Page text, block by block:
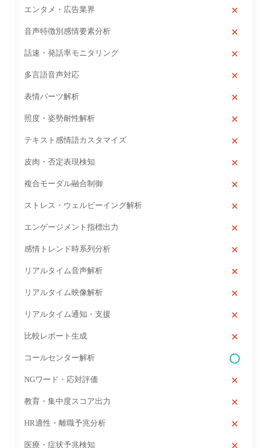
エンタメ・広告業界
音声特徴別感情要素分析
話速・発話率モニタリング
多言語音声対応
表情パーツ解析
照度・姿勢耐性解析
テキスト感情語カスタマイズ
皮肉・否定表現検知
複合モーダル融合制御
ストレス・ウェルビーイング解析
エンゲージメント指標出力
感情トレンド時系列分析
リアルタイム音声解析
リアルタイム映像解析
リアルタイム通知・支援
比較レポート生成
コールセンター解析
NGワード・応対評価
教育・集中度スコア出力
HR適性・離職予兆分析
医療・症状予兆検知